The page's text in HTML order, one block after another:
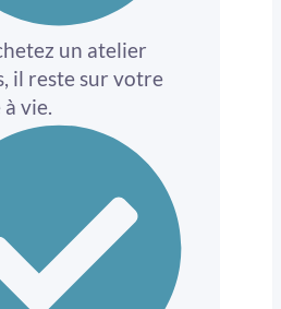
un atelier
il reste sur votre
vie.